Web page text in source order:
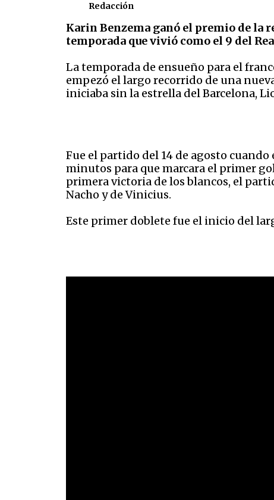
Redacción
Karin Benzema ganó el premio de la
temporada que vivió como el 9 del
La temporada de ensueño para el
empezó el largo recorrido de una
iniciaba sin la estrella del Barcelona,
Fue el partido del 14 de agosto
minutos para que marcara el primer
primera victoria de los blancos, el
Nacho y de Vinicius.
Este primer doblete fue el inicio del